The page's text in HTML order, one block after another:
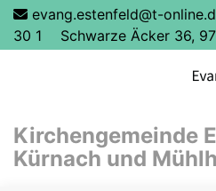
Direkt
zum
Inhalt
evang.estenfeld@t-
30 1
Schwarze Äcker 36,
Kirchengemeinde
Kürnach und